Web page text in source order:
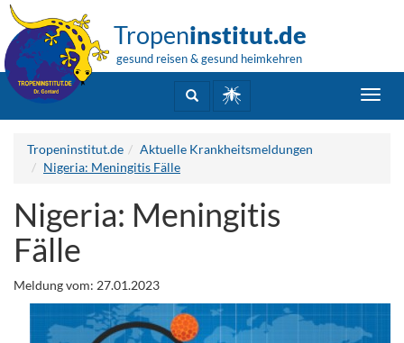
Tropeninstitut.de
gesund reisen & gesund heimkehren
Tropeninstitut.de
Aktuelle Krankheitsmeldungen
Nigeria: Meningitis Fälle
Nigeria: Meningitis
Fälle
Meldung vom: 27.01.2023